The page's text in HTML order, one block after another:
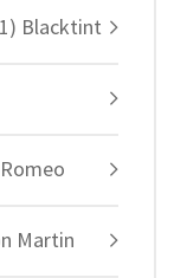
Blacktint
Martin